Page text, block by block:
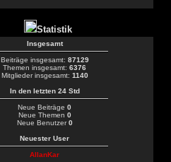
Statistik
Insgesamt
Beiträge insgesamt: 87129
Themen insgesamt: 6376
Mitglieder insgesamt: 1140
In den letzten 24 Std
Neue Beiträge 0
Neue Themen 0
Neue Benutzer0
Neuester User
AllanKar